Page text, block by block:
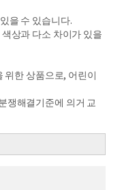
을 수 있습니다.
상과 다소 차이가 있을
위한 상품으로, 어린이
쟁해결기준에 의거 교